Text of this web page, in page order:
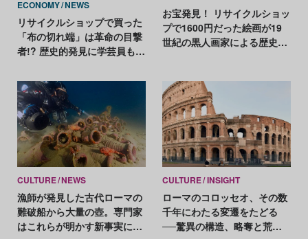
ECONOMY NEWS
リサイクルショップで買った
「布の切れ端」は革命の目撃
者!? 歴史的発見に学芸員も大
お宝発見！ リサイクルショッ
プで1600円だった絵画が19
世紀の黒人画家による歴史的
CULTURE NEWS
漁師が発見した古代ローマの
難破船から大量の壺。専門家
はこれらが明かす新事実に期
CULTURE INSIGHT
ローマのコロッセオ、その数
千年にわたる変遷をたどる
──驚異の構造、略奪と荒